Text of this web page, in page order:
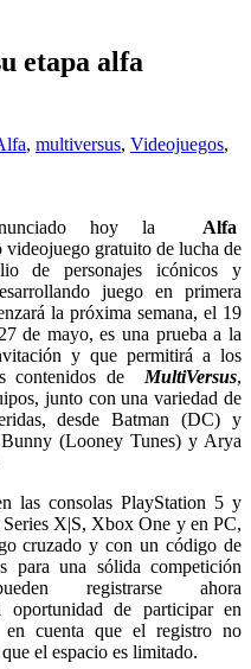
etapa alfa
, multiversus, Videojuegos,
hoy la Alfa
videojuego gratuito de lucha de
de personajes icónicos y
juego en primera
la próxima semana, el 19
de mayo, es una prueba a la
y que permitirá a los
contenidos de MultiVersus,
junto con una variedad de
desde Batman (DC) y
(Looney Tunes) y Arya
las consolas PlayStation 5 y
X|S, Xbox One y en PC,
cruzado y con un código de
para una sólida competición
registrarse ahora
de participar en
cuenta que el registro no
el espacio es limitado.